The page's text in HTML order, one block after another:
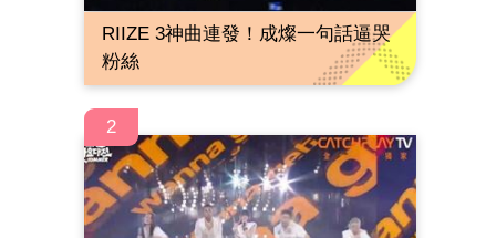
RIIZE 3神曲連發！成燦一句話逼哭
粉絲
2